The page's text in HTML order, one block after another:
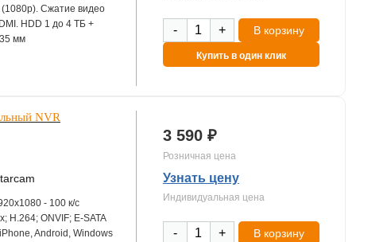
(1080p). Сжатие видео
HDD 1 до 4 ТБ +
мм
- + В корзину
Купить в один клик
NVR
- 100 к/с
H.264; ONVIF; E-SATA
Android, Windows
3 590 ₽
Розничная цена
Узнать цену
Индивидуальная цена
- + В корзину